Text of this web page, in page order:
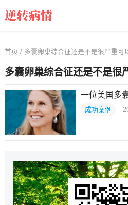
首页 / 多囊卵巢综合征还是不是很严重可
多囊卵巢综合征还是不是很
一位美国多
成功案例